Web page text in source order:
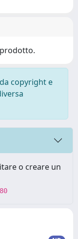
copyright e
o creare un